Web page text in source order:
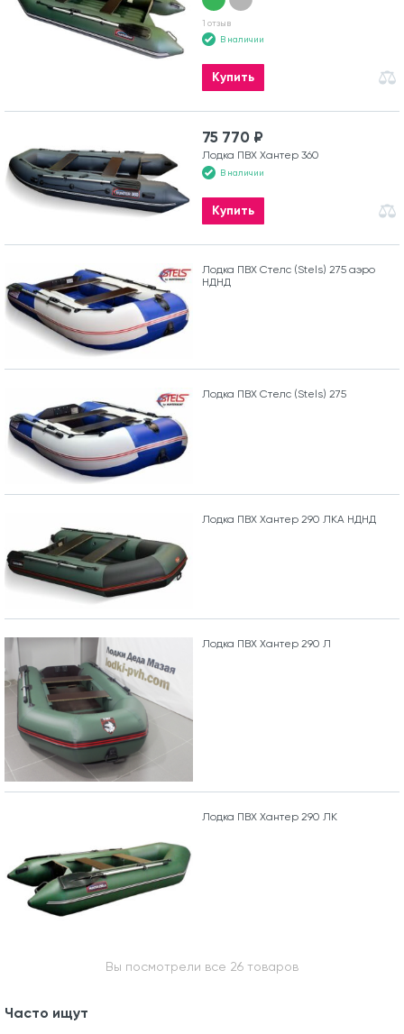
1 отзыв
В наличии
Купить
75 770 ₽
Лодка ПВХ Хантер 360
В наличии
Купить
Лодка ПВХ Стелс (Stels) 275 аэро
НДНД
Лодка ПВХ Стелс (Stels) 275
Лодка ПВХ Хантер 290 ЛКА НДНД
Лодка ПВХ Хантер 290 Л
Лодка ПВХ Хантер 290 ЛК
Вы посмотрели все 26 товаров
Часто ищут